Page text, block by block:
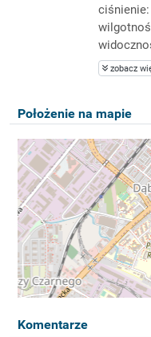
ciśnienie:
zobacz
Położenie na mapie
Komentarze